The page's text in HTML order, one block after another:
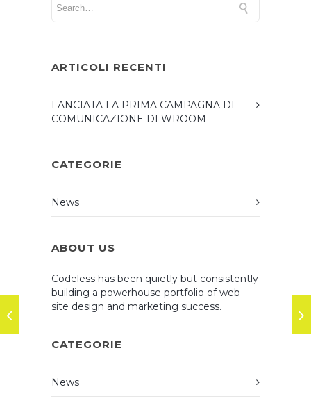
ARTICOLI RECENTI
LANCIATA LA PRIMA CAMPAGNA DI
COMUNICAZIONE DI WROOM
CATEGORIE
News
ABOUT US
Codeless has been quietly but consistently
building a powerhouse portfolio of web
site design and marketing success.
CATEGORIE
News